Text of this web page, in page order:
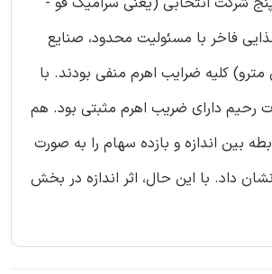
فاخر با مسئولیت محدود، صنایع
کلیه ضرایب اهرم منفی بودند. با
رحیم دارای ضریب اهرم مثبتی بود. هم
بین اندازه و بازده سهام را به صورت
داد. با این حال، اثر اندازه در بخش